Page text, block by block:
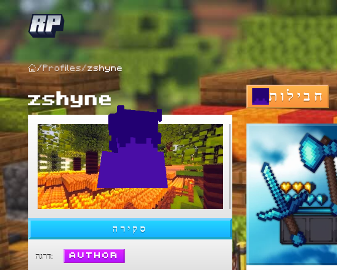
/ Profiles/zshyne
zshyne
סקירה
דרגה: Author
חבילות